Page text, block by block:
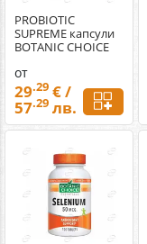
PROBIOTIC
SUPREME капсули
BOTANIC CHOICE
от
29.29 € /
57.29 лв.